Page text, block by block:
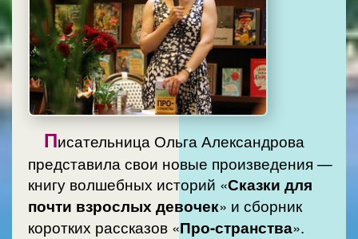
Писательница Ольга Александрова
представила свои новые произведения —
книгу волшебных историй «Сказки для
почти взрослых девочек» и сборник
коротких рассказов «Про-странства».